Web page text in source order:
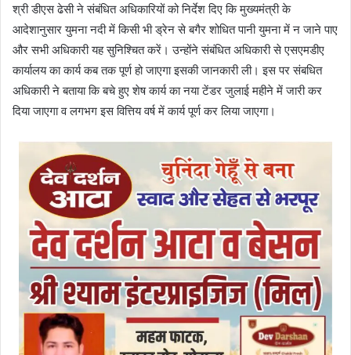
श्री डीएस ढेसी ने संबंधित अधिकारियों को निर्देश दिए कि मुख्यमंत्री के
आदेशानुसार युमना नदी में किसी भी ड्रेन से बगैर शोधित पानी युमना में न जाने पाए
और सभी अधिकारी यह सुनिश्चित करें। उन्होंने संबंधित अधिकारी से एसएमडीए
कार्यालय का कार्य कब तक पूर्ण हो जाएगा इसकी जानकारी ली। इस पर संबधित
अधिकारी ने बताया कि बचे हुए शेष कार्य का नया टेंडर जुलाई महीने में जारी कर
दिया जाएगा व लगभग इस वित्तिय वर्ष में कार्य पूर्ण कर लिया जाएगा।